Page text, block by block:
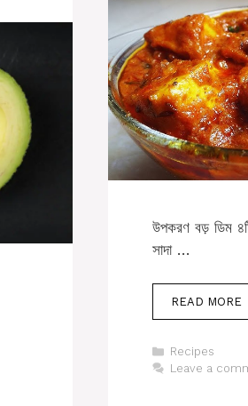
উপকরণ বড় ডিম
সাদা …
READ MORE
Categories
Recipes
Leave a